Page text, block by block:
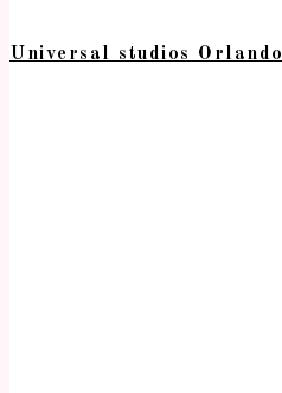
Universal studios Orlando